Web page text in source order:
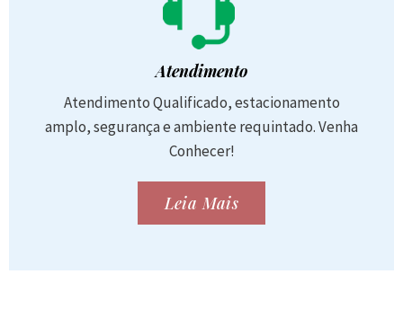
Atendimento
Atendimento Qualificado, estacionamento
amplo, segurança e ambiente requintado. Venha
Conhecer!
Leia Mais